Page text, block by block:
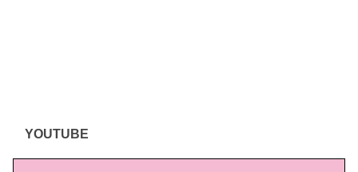
YOUTUBE